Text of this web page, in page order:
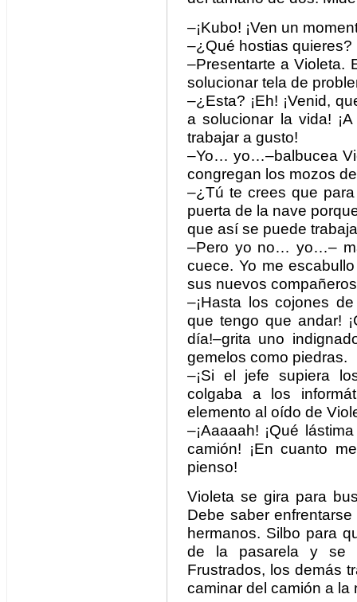
–¡Kubo! ¡Ven un
–¿Qué hostias quieres?
–Presentarte a Violeta.
solucionar tela de
–¿Esta? ¡Eh! ¡Venid,
a solucionar la vida!
trabajar a gusto!
–Yo… yo…–balbucea
congregan los mozos
–¿Tú te crees que
puerta de la nave
que así se puede
–Pero yo no… yo…–
cuece. Yo me
sus nuevos
–¡Hasta los cojones
que tengo que andar!
día!–grita uno
gemelos como piedras.
–¡Si el jefe supiera
colgaba a los
elemento al oído de
–¡Aaaaah! ¡Qué
camión! ¡En cuanto
pienso!
Violeta se gira para
Debe saber
hermanos. Silbo para
de la pasarela y se
Frustrados, los demás
caminar del camión a la